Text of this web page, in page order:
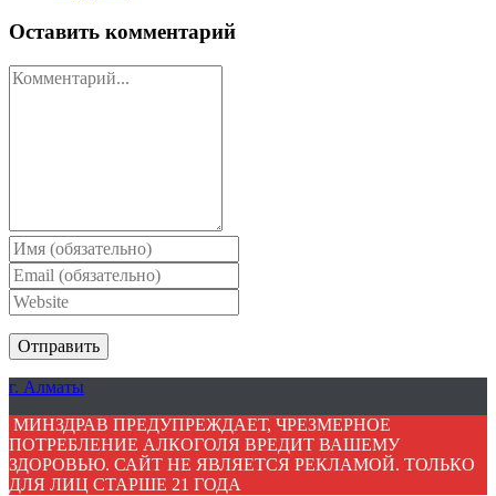
Оставить комментарий
г. Алматы
МИНЗДРАВ ПРЕДУПРЕЖДАЕТ, ЧРЕЗМЕРНОЕ
ПОТРЕБЛЕНИЕ АЛКОГОЛЯ ВРЕДИТ ВАШЕМУ
ЗДОРОВЬЮ. САЙТ НЕ ЯВЛЯЕТСЯ РЕКЛАМОЙ. ТОЛЬКО
ДЛЯ ЛИЦ СТАРШЕ 21 ГОДА